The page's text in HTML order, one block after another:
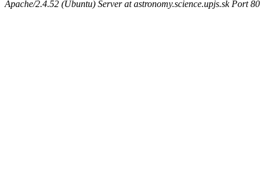
Apache/2.4.52 (Ubuntu) Server at astronomy.science.upjs.sk Port 80